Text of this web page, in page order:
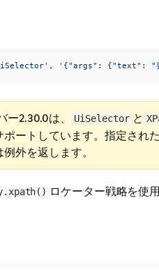
, '{"args": {"text": "要
ー2.30.0は、 UiSelector と
ートしています。指定され
外を返します。
ロケーター戦略を使